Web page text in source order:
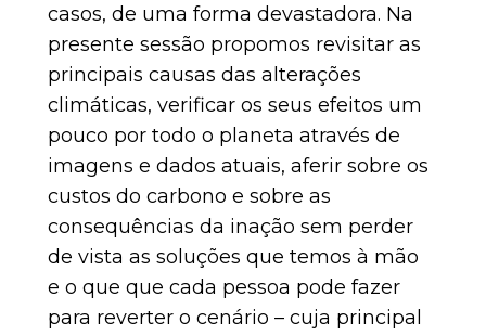
casos, de uma forma devastadora. Na
presente sessão propomos revisitar as
principais causas das alterações
climáticas, verificar os seus efeitos um
pouco por todo o planeta através de
imagens e dados atuais, aferir sobre os
custos do carbono e sobre as
consequências da inação sem perder
de vista as soluções que temos à mão
e o que que cada pessoa pode fazer
para reverter o cenário – cuja principal